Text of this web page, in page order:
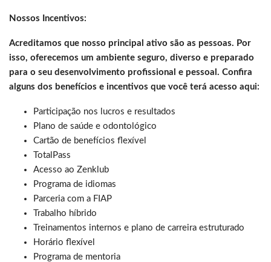
Nossos Incentivos:
Acreditamos que nosso principal ativo são as pessoas. Por
isso, oferecemos um ambiente seguro, diverso e preparado
para o seu desenvolvimento profissional e pessoal. Confira
alguns dos benefícios e incentivos que você terá acesso aqui:
Participação nos lucros e resultados
Plano de saúde e odontológico
Cartão de benefícios flexível
TotalPass
Acesso ao Zenklub
Programa de idiomas
Parceria com a FIAP
Trabalho híbrido
Treinamentos internos e plano de carreira estruturado
Horário flexível
Programa de mentoria